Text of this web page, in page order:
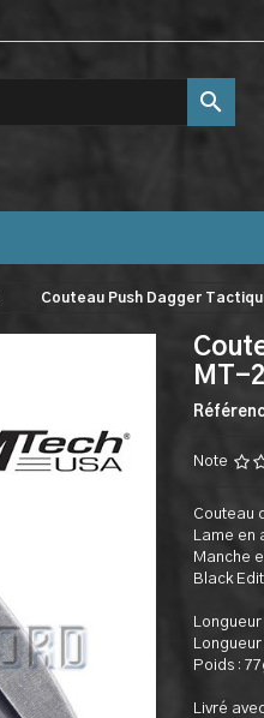

Couteau Push Dagger
MT-
Note
Couteau
Lame en
Manche
Black
Poids :
Livré